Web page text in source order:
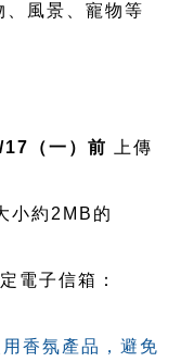
風景、寵物等
17 （一） 前
上傳
小約2MB的
電子信箱：
用香氛產品，避免